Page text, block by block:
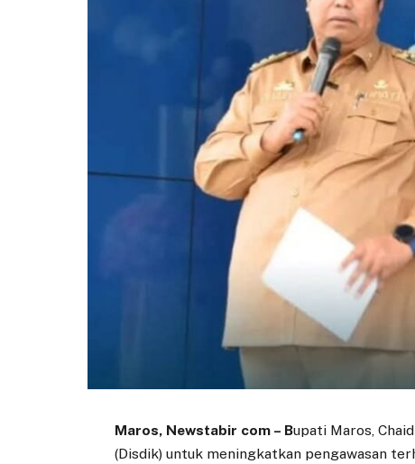
Maros, Newstabir com – Bupati Maros,
(Disdik) untuk meningkatkan pengawasan